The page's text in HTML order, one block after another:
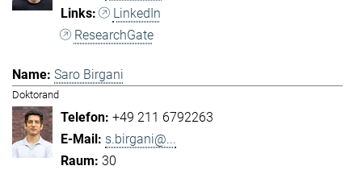
LinkedIn
ResearchGate
Saro Birgani
Doktorand
+49 211 6792263
s.birgani@...
30